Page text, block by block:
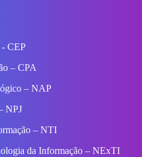
- CEP
– CPA
– NAP
NPJ
– NTI
da Informação – NExTI